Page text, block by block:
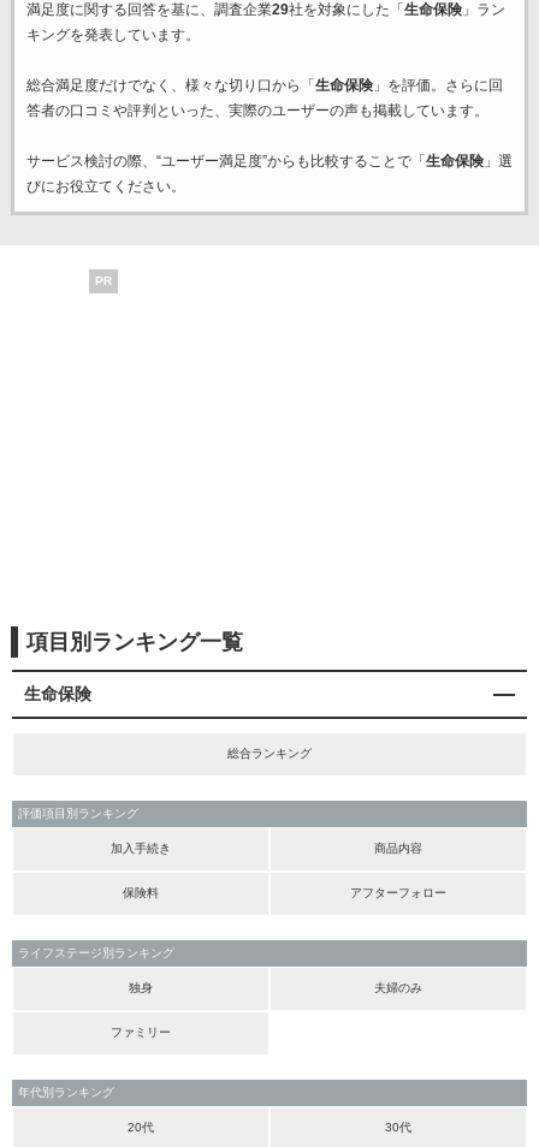
満足度に関する回答を基に、調査企業29社を対象にした「 生命保険」ラン
キングを発表しています。
総合満足度だけでなく、様々な切り口から「 生命保険」を評価。さらに回
答者の口コミや評判といった、実際のユーザーの声も掲載しています。
サービス検討の際、“ユーザー満足度”からも比較することで「 生命保険」選
びにお役立てください。
PR
項目別ランキング一覧
生命保険
総合ランキング
評価項目別ランキング
加入手続き 商品内容
保険料 アフターフォロー
ライフステージ別ランキング
独身 夫婦のみ
ファミリー
年代別ランキング
20代 30代